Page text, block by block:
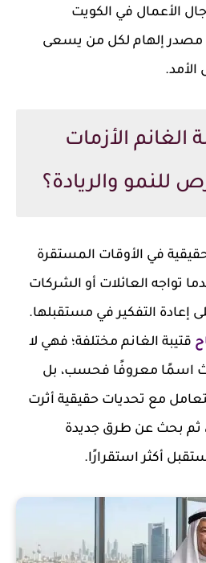
الأعمال في الكويت
مصدر إلهام لكل من يسعى
الأزمات
للنمو والريادة؟
في الأوقات المستقرة
تواجه العائلات أو الشركات
إعادة التفكير في مستقبلها.
قتيبة الغانم مختلفة؛ فهي لا
اسمًا معروفًا فحسب، بل
مع تحديات حقيقية أثرت
ثم بحث عن طرق جديدة
أكثر استقرارًا.